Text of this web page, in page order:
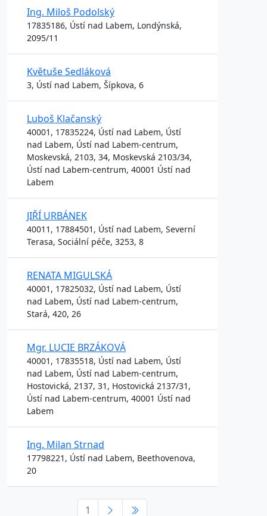
Ing. Miloš Podolský
17835186, Ústí nad Labem, Londýnská,
2095/11
Květuše Sedláková
3, Ústí nad Labem, Šípkova, 6
Luboš Klačanský
40001, 17835224, Ústí nad Labem, Ústí
nad Labem, Ústí nad Labem-centrum,
Moskevská, 2103, 34, Moskevská 2103/34,
Ústí nad Labem-centrum, 40001 Ústí nad
Labem
JIŘÍ URBÁNEK
40011, 17884501, Ústí nad Labem, Severní
Terasa, Sociální péče, 3253, 8
RENATA MIGULSKÁ
40001, 17825032, Ústí nad Labem, Ústí
nad Labem, Ústí nad Labem-centrum,
Stará, 420, 26
Mgr. LUCIE BRZÁKOVÁ
40001, 17835518, Ústí nad Labem, Ústí
nad Labem, Ústí nad Labem-centrum,
Hostovická, 2137, 31, Hostovická 2137/31,
Ústí nad Labem-centrum, 40001 Ústí nad
Labem
Ing. Milan Strnad
17798221, Ústí nad Labem, Beethovenova,
20
1